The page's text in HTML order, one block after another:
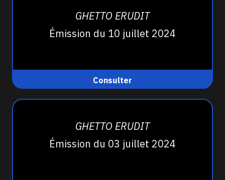
GHETTO ERUDIT
Émission du 10 juillet 2024
Consulter
GHETTO ERUDIT
Émission du 03 juillet 2024